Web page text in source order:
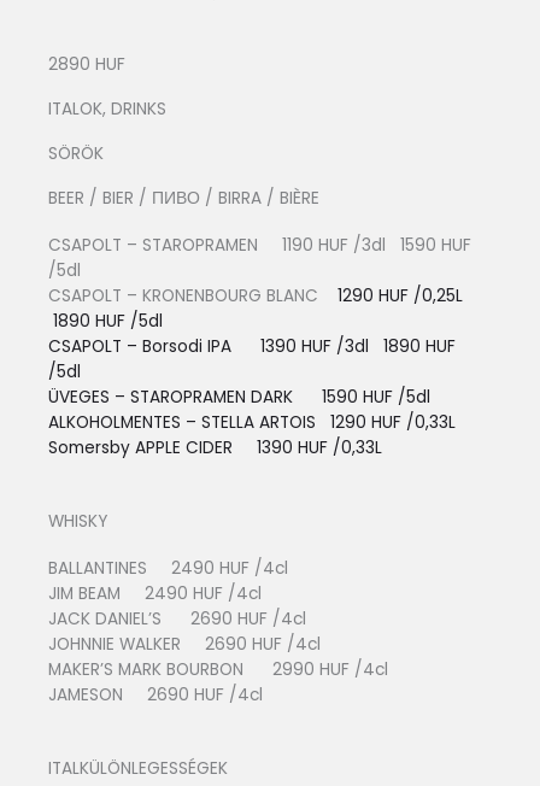
2890 HUF
ITALOK, DRINKS
SÖRÖK
BEER / BIER / ПИВО / BIRRA / BIÈRE
CSAPOLT – STAROPRAMEN 1190 HUF /3dl 1590 HUF
/5dl
CSAPOLT – KRONENBOURG BLANC 1290 HUF /0,25L
1890 HUF /5dl
CSAPOLT – Borsodi IPA 1390 HUF /3dl 1890 HUF
/5dl
ÜVEGES – STAROPRAMEN DARK 1590 HUF /5dl
ALKOHOLMENTES – STELLA ARTOIS 1290 HUF /0,33L
Somersby APPLE CIDER 1390 HUF /0,33L
WHISKY
BALLANTINES 2490 HUF /4cl
JIM BEAM 2490 HUF /4cl
JACK DANIEL’S 2690 HUF /4cl
JOHNNIE WALKER 2690 HUF /4cl
MAKER’S MARK BOURBON 2990 HUF /4cl
JAMESON 2690 HUF /4cl
ITALKÜLÖNLEGESSÉGEK